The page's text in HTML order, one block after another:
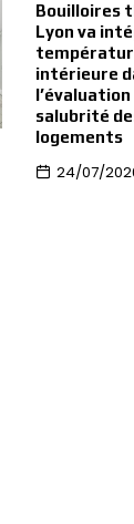
Bouilloires
Lyon va
intérieure
l’évaluation
salubrité
logements
24/07/